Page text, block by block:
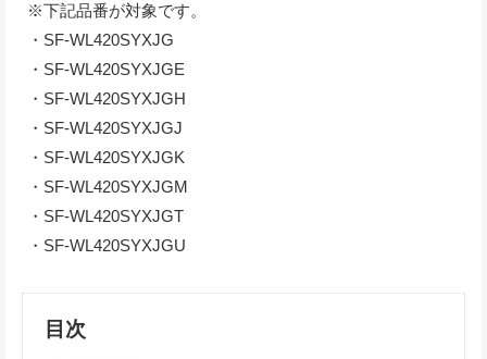
※下記品番が対象です。
・SF-WL420SYXJG
・SF-WL420SYXJGE
・SF-WL420SYXJGH
・SF-WL420SYXJGJ
・SF-WL420SYXJGK
・SF-WL420SYXJGM
・SF-WL420SYXJGT
・SF-WL420SYXJGU
目次